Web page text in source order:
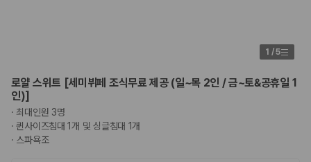
1 /5
로얄 스위트 [세미뷔페 조식무료 제공 (일~목 2인 / 금~토&공휴일 1
인)]
· 최대인원 3명
·퀸사이즈침대 1개 및 싱글침대 1개
· 스파욕조